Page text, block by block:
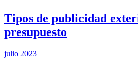
Tipos de publicidad
presupuesto
julio 2023